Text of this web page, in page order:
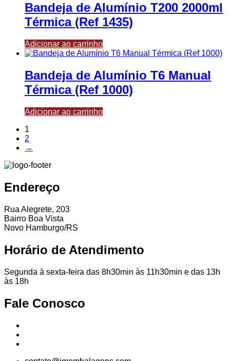
Bandeja de Alumínio T200 2000ml
Térmica (Ref 1435)
Adicionar ao carrinho
Bandeja de Alumínio T6 Manual
Térmica (Ref 1000)
Adicionar ao carrinho
1
2
→
Endereço
Rua Alegrete, 203
Bairro Boa Vista
Novo Hamburgo/RS
Horário de Atendimento
Segunda à sexta-feira das 8h30min às 11h30min e das 13h
às 18h
Fale Conosco